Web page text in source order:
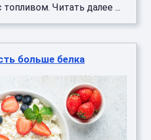
Читать далее ...
больше белка